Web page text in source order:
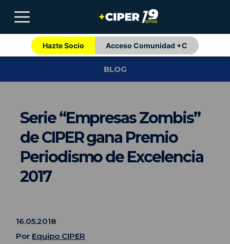
Hazte Socio Acceso Comunidad +C
BLOG
Serie “Empresas Zombis”
de CIPER gana Premio
Periodismo de Excelencia
2017
16.05.2018
Por Equipo CIPER